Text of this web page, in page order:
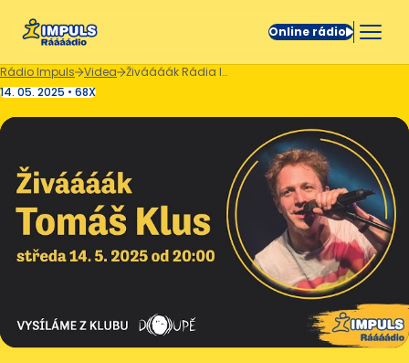
Online rádio
Rádio Impuls Videa
Živáááák Rádia Impuls - TOMÁŠ KLUS
14. 05. 2025 • 68X